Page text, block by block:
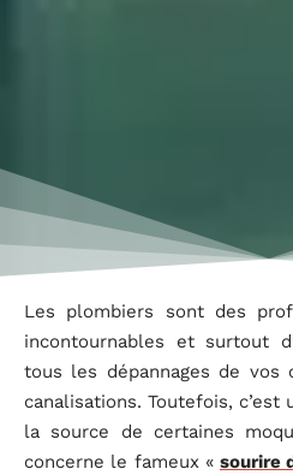
Les plombiers sont des
incontournables et surtout
tous les dépannages de vos
canalisations. Toutefois,
la source de certaines
concerne le fameux « sourire